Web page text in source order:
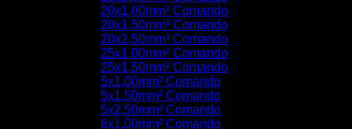
20x1,00mm² Comando
20x1,50mm² Comando
20x2,50mm² Comando
25x1,00mm² Comando
25x1,50mm² Comando
5x1,00mm² Comando
5x1,50mm² Comando
5x2,50mm² Comando
6x1,00mm² Comando